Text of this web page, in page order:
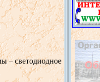
– светодиодное